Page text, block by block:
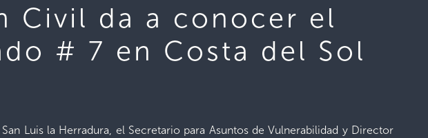
Civil da a conocer el
# 7 en Costa del Sol
Luis la Herradura, el Secretario para Asuntos de Vulnerabilidad y Director